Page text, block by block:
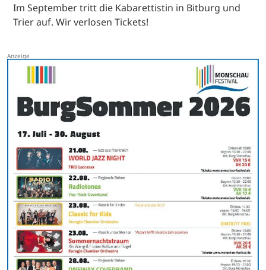
Im September tritt die Kabarettistin in Bitburg und
Trier auf. Wir verlosen Tickets!